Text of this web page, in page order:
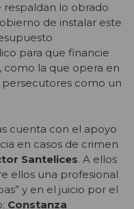
respaldan lo obrado
de instalar este
para que financie
como la que opera en
persecutores como un
cuenta con el apoyo
en casos de crimen
Santelices. A ellos
ellos una profesional
y en el juicio por el
Constanza